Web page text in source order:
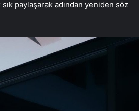
paylaşarak adından yeniden söz